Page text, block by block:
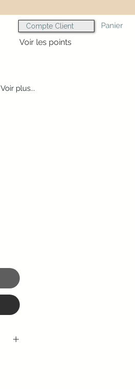
Panier
Compte Client
Voir les points
Voir plus...